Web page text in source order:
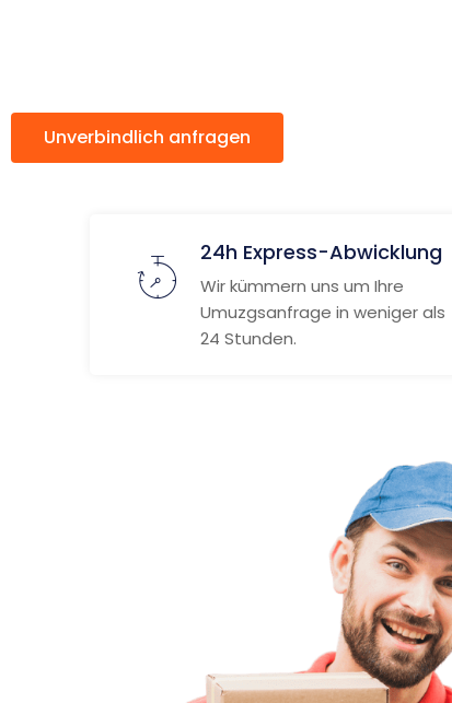
Unverbindlich anfragen
24h Express-Abwicklung
Wir kümmern uns um Ihre
Umuzgsanfrage in weniger als
24 Stunden.